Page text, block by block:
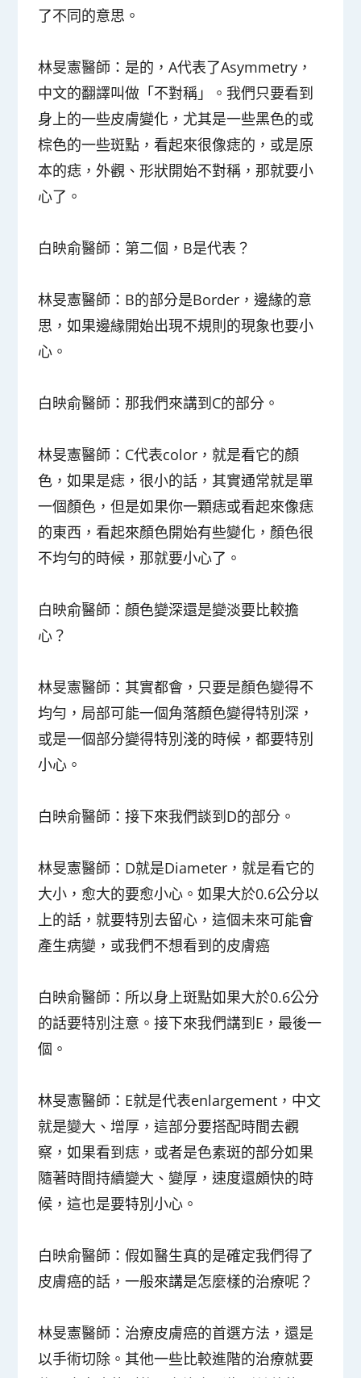
了不同的意思。
林旻憲醫師 ：是的，A代表了Asymmetry，
中文的翻譯叫做「不對稱」。我們只要看到
身上的一些皮膚變化，尤其是一些黑色的或
棕色的一些斑點，看起來很像痣的，或是原
本的痣，外觀、形狀開始不對稱，那就要小
心了。
白映俞醫師 ：第二個，B是代表？
林旻憲醫師 ：B的部分是Border，邊緣的意
思，如果邊緣開始出現不規則的現象也要小
心。
白映俞醫師 ：那我們來講到C的部分。
林旻憲醫師 ：C代表color，就是看它的顏
色，如果是痣，很小的話，其實通常就是單
一個顏色，但是如果你一顆痣或看起來像痣
的東西，看起來顏色開始有些變化，顏色很
不均勻的時候，那就要小心了。
白映俞醫師 ：顏色變深還是變淡要比較擔
心？
林旻憲醫師 ：其實都會，只要是顏色變得不
均勻，局部可能一個角落顏色變得特別深，
或是一個部分變得特別淺的時候，都要特別
小心。
白映俞醫師 ：接下來我們談到D的部分。
林旻憲醫師 ：D就是Diameter，就是看它的
大小，愈大的要愈小心。如果大於0.6公分以
上的話，就要特別去留心，這個未來可能會
產生病變，或我們不想看到的皮膚癌
白映俞醫師 ：所以身上斑點如果大於0.6公分
的話要特別注意。接下來我們講到E，最後一
個。
林旻憲醫師 ：E就是代表enlargement，中文
就是變大、增厚，這部分要搭配時間去觀
察，如果看到痣，或者是色素斑的部分如果
隨著時間持續變大、變厚，速度還頗快的時
候，這也是要特別小心。
白映俞醫師 ：假如醫生真的是確定我們得了
皮膚癌的話，一般來講是怎麼樣的治療呢？
林旻憲醫師 ：治療皮膚癌的首選方法，還是
以手術切除。其他一些比較進階的治療就要